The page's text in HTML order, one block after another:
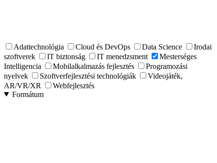
Adattechnológia Cloud és DevOps Data Science
Irodai
szoftverek
IT biztonság IT menedzsment
Mesterséges
Intelligencia
Mobilalkalmazás fejlesztés
Programozási
nyelvek
Szoftverfejlesztési technológiák
Videojáték,
AR/VR/XR
Webfejlesztés
Formátum